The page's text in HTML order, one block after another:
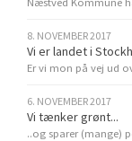
8. NOVEMBER 2017
Vi er landet i
Er vi mon på vej ud
6. NOVEMBER 2017
Vi tænker grønt...
..og sparer (mange)